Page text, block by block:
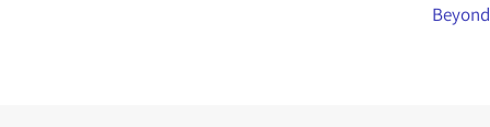
Beyond